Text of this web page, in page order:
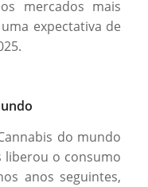
mercados mais
expectativa de
do mundo
liberou o consumo
anos seguintes,